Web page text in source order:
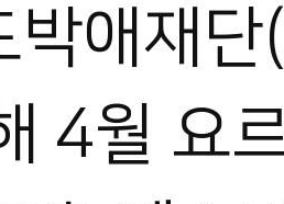
박애재
4월 요